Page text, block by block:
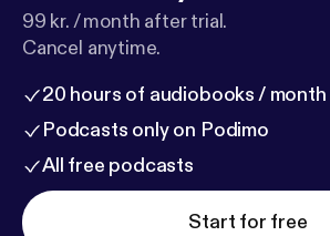
99 kr. / month after trial.
Cancel anytime.
20 hours of audiobooks / month
Podcasts only on Podimo
All free podcasts
Start for free